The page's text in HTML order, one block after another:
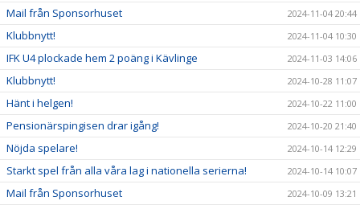
Mail från Sponsorhuset 2024-11-04 20:44
Klubbnytt! 2024-11-04 10:30
IFK U4 plockade hem 2 poäng i Kävlinge 2024-11-03 14:06
Klubbnytt! 2024-10-28 11:07
Hänt i helgen! 2024-10-22 11:00
Pensionärspingisen drar igång! 2024-10-20 21:40
Nöjda spelare! 2024-10-14 12:29
Starkt spel från alla våra lag i nationella serierna! 2024-10-14 10:07
Mail från Sponsorhuset
2024-10-09 13:21